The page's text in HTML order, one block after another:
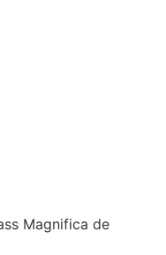
Magnifica de